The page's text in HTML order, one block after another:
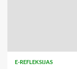
E-REFLEKSIJAS